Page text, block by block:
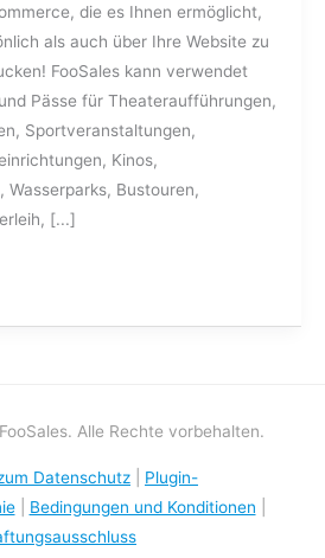
die es Ihnen ermöglicht,
als auch über Ihre Website zu
FooSales kann verwendet
Pässe für Theateraufführungen,
Sportveranstaltungen,
Kinos,
Wasserparks, Bustouren,
[...]
Alle Rechte vorbehalten.
Datenschutz
Plugin-
| Bedingungen und Konditionen